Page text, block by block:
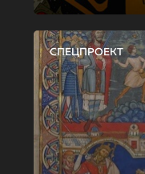
СПЕЦПРОЕКТ